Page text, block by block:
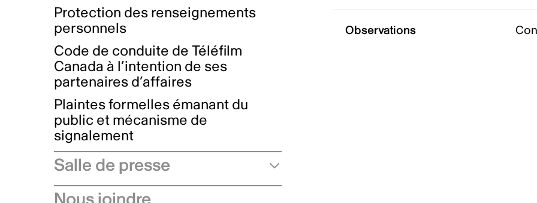
Protection des renseignements
personnels
Code de conduite de Téléfilm
Canada à l’intention de ses
partenaires d’affaires
Plaintes formelles émanant du
public et mécanisme de
signalement
Salle de presse
Communiqués de presse
Observations